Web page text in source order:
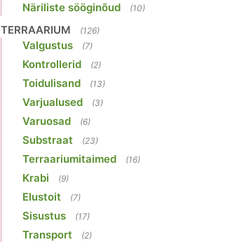
Näriliste sööginõud (10)
TERRAARIUM (126)
Valgustus (7)
Kontrollerid (2)
Toidulisand (13)
Varjualused (3)
Varuosad (6)
Substraat (23)
Terraariumitaimed (16)
Krabi (9)
Elustoit (7)
Sisustus (17)
Transport (2)